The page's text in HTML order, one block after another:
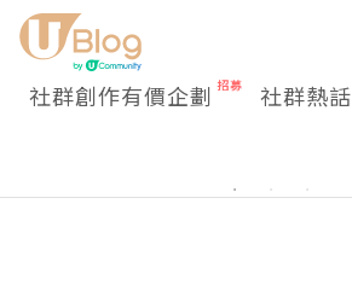
社群創作有價企劃 社群熱話